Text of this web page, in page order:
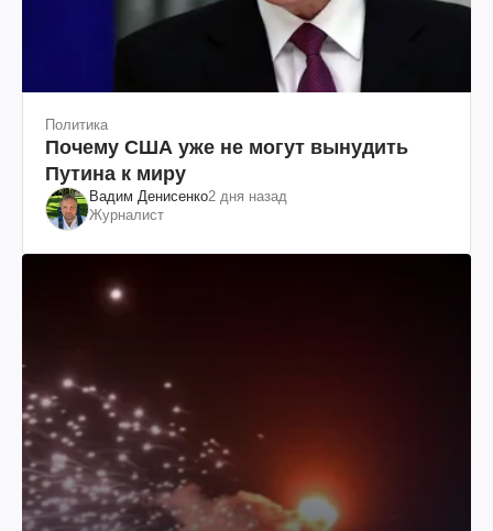
Политика
Почему США уже не могут вынудить
Путина к миру
Вадим Денисенко2 дня назад
Журналист